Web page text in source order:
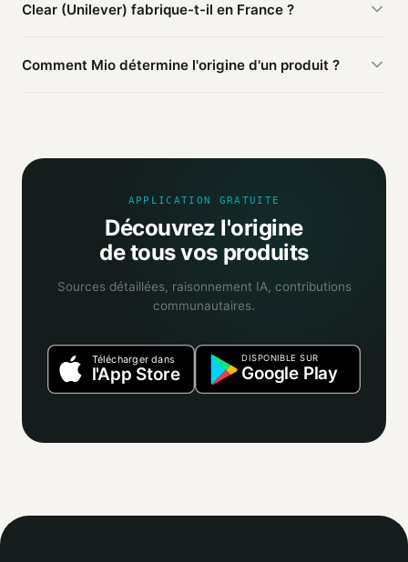
Ultra Hydro Boost Shampoo (Vini Jr Edition) 380ml de
Clear (Unilever) fabrique-t-il en France ?
produits de la marque peuvent être fabriqués ailleurs.
Comment Mio détermine l'origine d'un produit ?
selon la fiabilité des informations trouvées.
APPLICATION GRATUITE
Découvrez l'origine
de tous vos produits
Sources détaillées, raisonnement IA, contributions
communautaires.
Télécharger dans
l'App Store
DISPONIBLE SUR
Google Play